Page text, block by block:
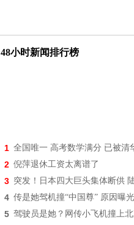
48小时新闻排行榜
1 全国唯一 高考数学满分 已被清
2 倪萍退休工资太离谱了
3 突发！日本四大巨头集体断供
4 传是她驾机撞“中国尊” 原因曝
5 驾驶员是她？网传小飞机撞上